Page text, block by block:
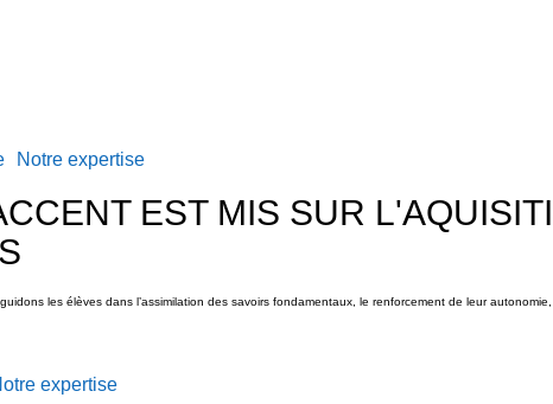
Notre expertise
EST MIS SUR
les élèves dans l’assimilation des savoirs fondamentaux, le renforcement de leur
expertise